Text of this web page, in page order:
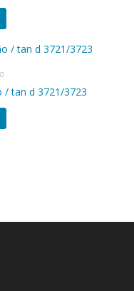
/ tan d 3721/3723